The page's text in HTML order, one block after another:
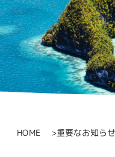
HOME 重要なお知らせ